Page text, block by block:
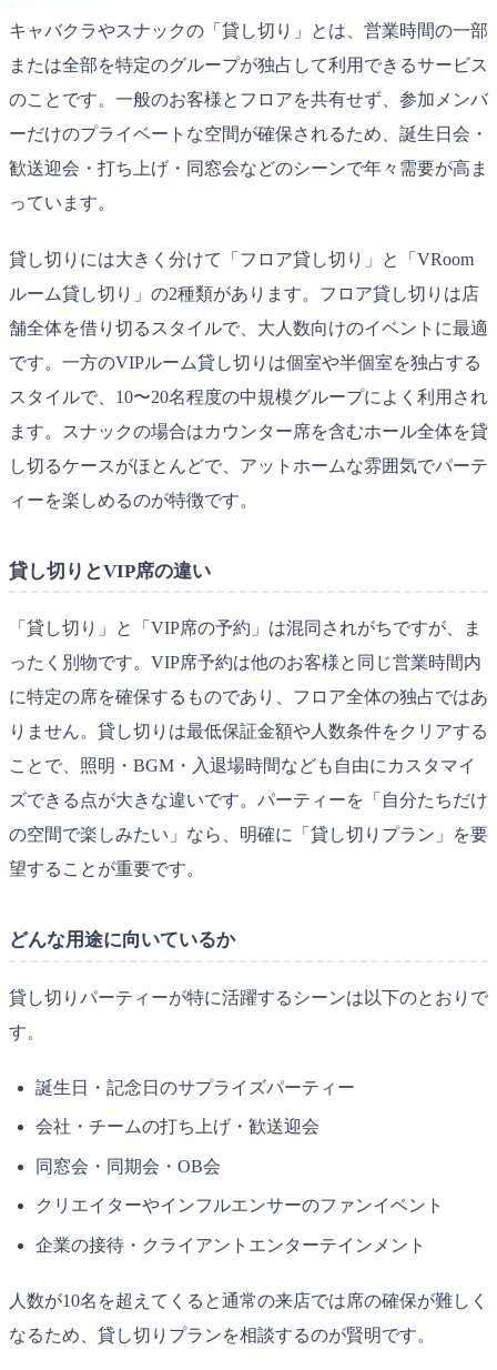
キャバクラやスナックの「貸し切り」とは、営業時間の一部
または全部を特定のグループが独占して利用できるサービス
のことです。一般のお客様とフロアを共有せず、参加メンバ
ーだけのプライベートな空間が確保されるため、誕生日会・
歓送迎会・打ち上げ・同窓会などのシーンで年々需要が高ま
っています。
貸し切りには大きく分けて「フロア貸し切り」と「VRoom
ルーム貸し切り」の2種類があります。フロア貸し切りは店
舗全体を借り切るスタイルで、大人数向けのイベントに最適
です。一方のVIPルーム貸し切りは個室や半個室を独占する
スタイルで、10〜20名程度の中規模グループによく利用され
ます。スナックの場合はカウンター席を含むホール全体を貸
し切るケースがほとんどで、アットホームな雰囲気でパーテ
ィーを楽しめるのが特徴です。
貸し切りとVIP席の違い
「貸し切り」と「VIP席の予約」は混同されがちですが、ま
ったく別物です。VIP席予約は他のお客様と同じ営業時間内
に特定の席を確保するものであり、フロア全体の独占ではあ
りません。貸し切りは最低保証金額や人数条件をクリアする
ことで、照明・BGM・入退場時間なども自由にカスタマイ
ズできる点が大きな違いです。パーティーを「自分たちだけ
の空間で楽しみたい」なら、明確に「貸し切りプラン」を要
望することが重要です。
どんな用途に向いているか
貸し切りパーティーが特に活躍するシーンは以下のとおりで
す。
誕生日・記念日のサプライズパーティー
会社・チームの打ち上げ・歓送迎会
同窓会・同期会・OB会
クリエイターやインフルエンサーのファンイベント
企業の接待・クライアントエンターテインメント
人数が10名を超えてくると通常の来店では席の確保が難しく
なるため、貸し切りプランを相談するのが賢明です。